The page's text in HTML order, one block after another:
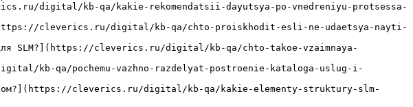
digital/kb-qa/kakie-rekomendatsii-dayutsya-po-vnedreniyu-protsessa-
cleverics.ru/digital/kb-qa/chto-proiskhodit-esli-ne-udaetsya-nayti-
для SLM?](https://cleverics.ru/digital/kb-qa/chto-takoe-vzaimnaya-
kb-qa/pochemu-vazhno-razdelyat-postroenie-kataloga-uslug-i-
cleverics.ru/digital/kb-qa/kakie-elementy-struktury-slm-